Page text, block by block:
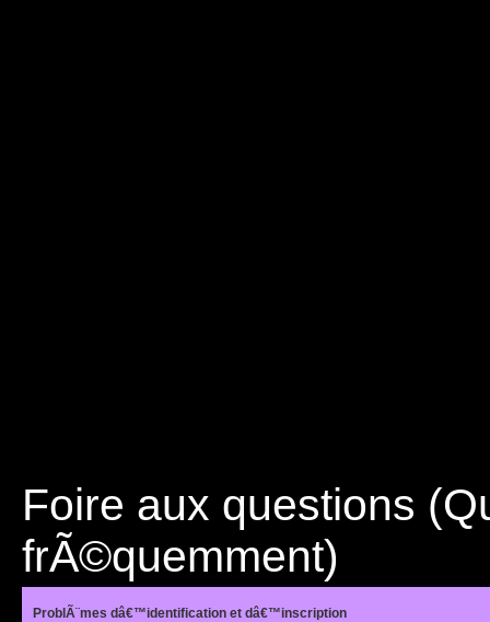
Foire aux questions
frÃ©quemment)
ProblÃ¨mes dâ€™identification et dâ€™inscription